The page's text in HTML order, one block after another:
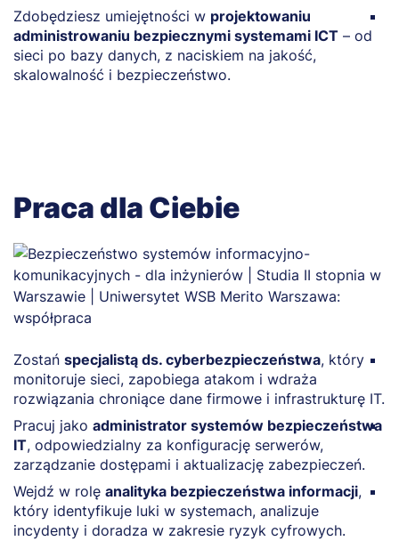
Zdobędziesz umiejętności w projektowaniu
administrowaniu bezpiecznymi systemami ICT – od
sieci po bazy danych, z naciskiem na jakość,
skalowalność i bezpieczeństwo.
Praca dla Ciebie
Zostań specjalistą ds. cyberbezpieczeństwa, który
monitoruje sieci, zapobiega atakom i wdraża
rozwiązania chroniące dane firmowe i infrastrukturę IT.
Pracuj jako administrator systemów bezpieczeństwa
IT, odpowiedzialny za konfigurację serwerów,
zarządzanie dostępami i aktualizację zabezpieczeń.
Wejdź w rolę analityka bezpieczeństwa informacji,
który identyfikuje luki w systemach, analizuje
incydenty i doradza w zakresie ryzyk cyfrowych.